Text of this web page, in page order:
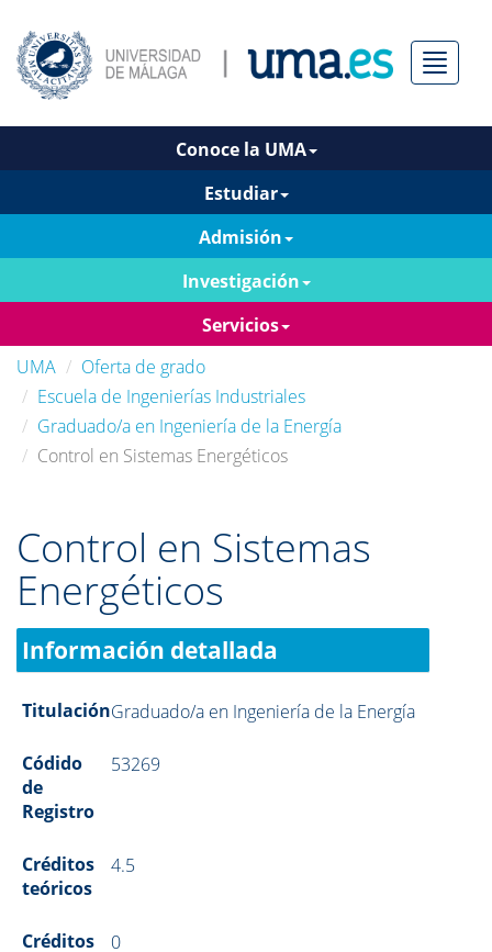
Menú
Conoce la UMA
Estudiar
Admisión
Investigación
Servicios
UMA
Oferta de grado
Escuela de Ingenierías Industriales
Graduado/a en Ingeniería de la Energía
Control en Sistemas Energéticos
Control en Sistemas
Energéticos
Información detallada
TitulaciónGraduado/a en Ingeniería de la Energía
Códido
de
Registro
53269
Créditos
teóricos
4.5
Créditos
0